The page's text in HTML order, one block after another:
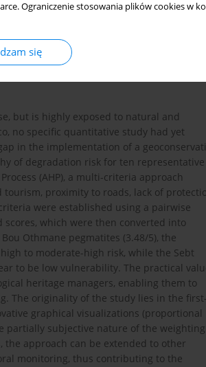
Ograniczenie stosowania plików cookies w
się
but is highly exposed to natural and
no specific quantitative study had yet
in the implementation of a
of degradation risk for ten representative
(AHP), a multi-criteria approach
proximity to roads, lack of
were established using a pairwise
scores, which were then converted into
Othmane pegmatites (3.48/5), the
to moderate-high risk, while the Sebt
to be low vulnerability. The practical
heritage managers, enabling them to
The originality of the study lies in the first-
graphical visualizations (proportional
partially subjective nature of the
approach can be extended to other
monitoring, thus contributing to the